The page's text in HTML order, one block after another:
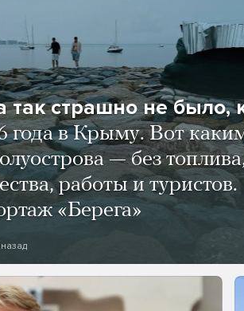
так страшно не было,
года в Крыму. Вот
— без
работы и туристов.
«Берега»